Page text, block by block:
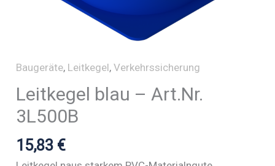
Baugeräte, Leitkegel,Verkehrssicherung
Leitkegel blau – Art.Nr.
3L500B
15,83 €